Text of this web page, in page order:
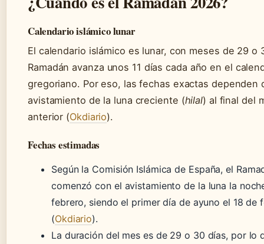
Calendario islámico lunar
El calendario islámico es lunar, con meses de 29 o
Ramadán avanza unos 11 días cada año en el
gregoriano. Por eso, las fechas exactas dependen
avistamiento de la luna creciente (hilal) al final del
anterior (Okdiario).
Fechas estimadas
Según la Comisión Islámica de España, el
comenzó con el avistamiento de la luna la
febrero, siendo el primer día de ayuno el 18 de
(Okdiario).
La duración del mes es de 29 o 30 días, por lo